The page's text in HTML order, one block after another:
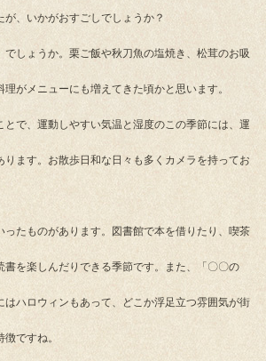
、いかがおすごしでしょうか？
でしょうか。栗ご飯や秋刀魚の塩焼き、松茸のお吸
がメニューにも増えてきた頃かと思います。
とで、運動しやすい気温と湿度のこの季節には、運
ります。お散歩日和な日々も多くカメラを持ってお
ったものがあります。図書館で本を借りたり、喫茶
書を楽しんだりできる季節です。また、「〇〇の
はハロウィンもあって、どこか浮足立つ雰囲気が街
ですね。